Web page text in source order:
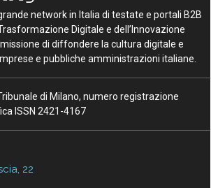
network in Italia di testate e portali B2B
Digitale e dell’Innovazione
di diffondere la cultura digitale e
e pubbliche amministrazioni italiane.
di Milano, numero registrazione
ISSN 2421-4167
22